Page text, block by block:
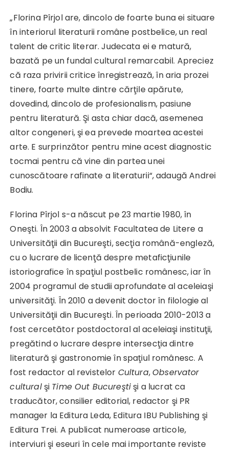
„Florina Pîrjol are, dincolo de foarte buna ei situare
în interiorul literaturii române postbelice, un real
talent de critic literar. Judecata ei e matură,
bazată pe un fundal cultural remarcabil. Apreciez
că raza privirii critice înregistrează, în aria prozei
tinere, foarte multe dintre cărţile apărute,
dovedind, dincolo de profesionalism, pasiune
pentru literatură. Şi asta chiar dacă, asemenea
altor congeneri, şi ea prevede moartea acestei
arte. E surprinzător pentru mine acest diagnostic
tocmai pentru că vine din partea unei
cunoscătoare rafinate a literaturii“, adaugă Andrei
Bodiu.
Florina Pîrjol s-a născut pe 23 martie 1980, în
Oneşti. În 2003 a absolvit Facultatea de Litere a
Universităţii din Bucureşti, secţia română-engleză,
cu o lucrare de licenţă despre metaficţiunile
istoriografice în spaţiul postbelic românesc, iar în
2004 programul de studii aprofundate al aceleiaşi
universităţi. În 2010 a devenit doctor în filologie al
Universităţii din Bucureşti. În perioada 2010-2013 a
fost cercetător postdoctoral al aceleiaşi instituţii,
pregătind o lucrare despre intersecţia dintre
literatură şi gastronomie în spaţiul românesc. A
fost redactor al revistelor Cultura,Observator
culturalşi Time Out Bucureşti şi a lucrat ca
traducător, consilier editorial, redactor şi PR
manager la Editura Leda, Editura IBU Publishing şi
Editura Trei. A publicat numeroase articole,
interviuri şi eseuri în cele mai importante reviste